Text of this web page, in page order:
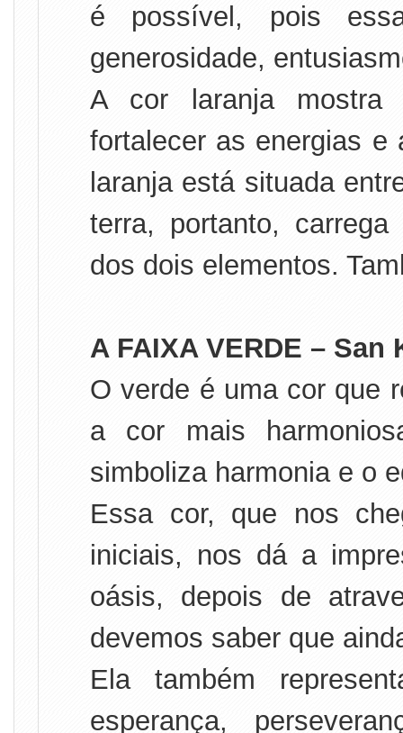
é possível, pois
generosidade,
A cor laranja mostra
fortalecer as energias e
laranja está situada
terra, portanto,
dos dois elementos.
A FAIXA VERDE – San
O verde é uma cor que
a cor mais
simboliza harmonia e o
Essa cor, que nos
iniciais, nos dá a
oásis, depois de
devemos saber que
Ela também
esperança,